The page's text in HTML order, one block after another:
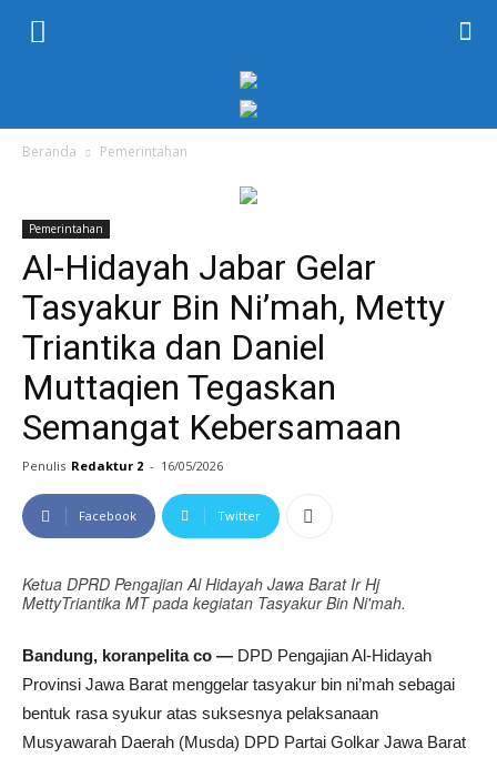
Beranda Pemerintahan
Pemerintahan
Al-Hidayah Jabar Gelar
Tasyakur Bin Ni’mah, Metty
Triantika dan Daniel
Muttaqien Tegaskan
Semangat Kebersamaan
Penulis Redaktur 2 - 16/05/2026
Facebook Twitter
Ketua DPRD Pengajian Al Hidayah Jawa Barat Ir Hj
MettyTriantika MT pada kegiatan Tasyakur Bin Ni'mah.
Bandung, koranpelita co — DPD Pengajian Al-Hidayah
Provinsi Jawa Barat menggelar tasyakur bin ni’mah sebagai
bentuk rasa syukur atas suksesnya pelaksanaan
Musyawarah Daerah (Musda) DPD Partai Golkar Jawa Barat